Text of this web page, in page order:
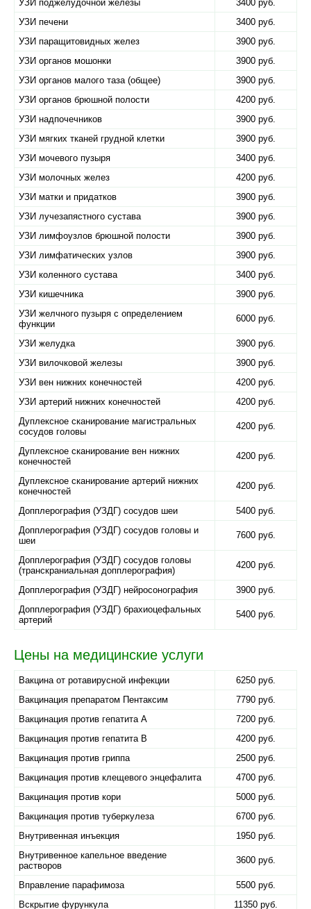
УЗИ поджелудочной железы
3400 руб.
УЗИ печени
3400 руб.
УЗИ паращитовидных желез
3900 руб.
УЗИ органов мошонки
3900 руб.
УЗИ органов малого таза (общее)
3900 руб.
УЗИ органов брюшной полости
4200 руб.
УЗИ надпочечников
3900 руб.
УЗИ мягких тканей грудной клетки
3900 руб.
УЗИ мочевого пузыря
3400 руб.
УЗИ молочных желез
4200 руб.
УЗИ матки и придатков
3900 руб.
УЗИ лучезапястного сустава
3900 руб.
УЗИ лимфоузлов брюшной полости
3900 руб.
УЗИ лимфатических узлов
3900 руб.
УЗИ коленного сустава
3400 руб.
УЗИ кишечника
3900 руб.
УЗИ желчного пузыря с определением
функции
6000 руб.
УЗИ желудка
3900 руб.
УЗИ вилочковой железы
3900 руб.
УЗИ вен нижних конечностей
4200 руб.
УЗИ артерий нижних конечностей
4200 руб.
Дуплексное сканирование магистральных
сосудов головы
4200 руб.
Дуплексное сканирование вен нижних
конечностей
4200 руб.
Дуплексное сканирование артерий нижних
конечностей
4200 руб.
Допплерография (УЗДГ) сосудов шеи
5400 руб.
Допплерография (УЗДГ) сосудов головы и
шеи
7600 руб.
Допплерография (УЗДГ) сосудов головы
(транскраниальная допплерография)
4200 руб.
Допплерография (УЗДГ) нейросонография
3900 руб.
Допплерография (УЗДГ) брахиоцефальных
артерий
5400 руб.
Цены на медицинские услуги
Вакцина от ротавирусной инфекции
6250 руб.
Вакцинация препаратом Пентаксим
7790 руб.
Вакцинация против гепатита А
7200 руб.
Вакцинация против гепатита В
4200 руб.
Вакцинация против гриппа
2500 руб.
Вакцинация против клещевого энцефалита
4700 руб.
Вакцинация против кори
5000 руб.
Вакцинация против туберкулеза
6700 руб.
Внутривенная инъекция
1950 руб.
Внутривенное капельное введение
растворов
3600 руб.
Вправление парафимоза
5500 руб.
Вскрытие фурункула
11350 руб.